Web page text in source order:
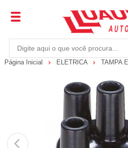
Página Inicial ELETRICA TAMPA